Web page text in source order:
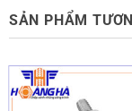
SẢN PHẨM